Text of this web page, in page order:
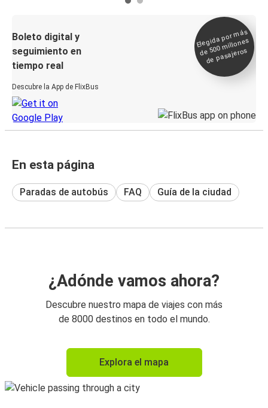
Boleto digital y
seguimiento en
tiempo real
Descubre la App de FlixBus
Elegida por
más
de 500
millones
de pasajeros
En esta página
Paradas de autobús FAQ Guía de la ciudad
¿Adónde vamos ahora?
Descubre nuestro mapa de viajes con más
de 8000 destinos en todo el mundo.
Explora el mapa